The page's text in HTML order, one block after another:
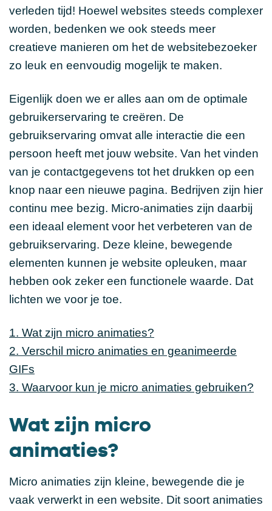
verleden tijd! Hoewel websites steeds complexer
worden, bedenken we ook steeds meer
creatieve manieren om het de websitebezoeker
zo leuk en eenvoudig mogelijk te maken.
Eigenlijk doen we er alles aan om de optimale
gebruikerservaring te creëren. De
gebruikservaring omvat alle interactie die een
persoon heeft met jouw website. Van het vinden
van je contactgegevens tot het drukken op een
knop naar een nieuwe pagina. Bedrijven zijn hier
continu mee bezig. Micro-animaties zijn daarbij
een ideaal element voor het verbeteren van de
gebruikservaring. Deze kleine, bewegende
elementen kunnen je website opleuken, maar
hebben ook zeker een functionele waarde. Dat
lichten we voor je toe.
1. Wat zijn micro animaties?
2. Verschil micro animaties en geanimeerde
GIFs
3. Waarvoor kun je micro animaties gebruiken?
Wat zijn micro
animaties?
Micro animaties zijn kleine, bewegende die je
vaak verwerkt in een website. Dit soort animaties